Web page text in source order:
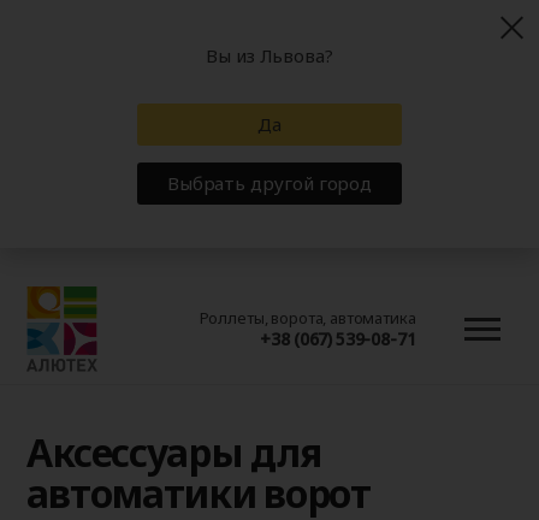
Роллеты, ворота, автоматика
+38 (067) 539-08-71
Аксессуары для
автоматики ворот
Вы из Львова?
Да
Выбрать другой город